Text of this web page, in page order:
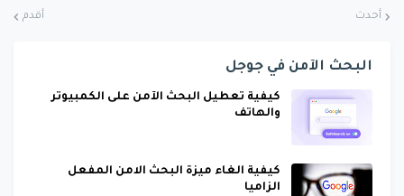
أحدث أقدم
البحث الآمن في جوجل
كيفية تعطيل البحث الآمن على الكمبيوتر
والهاتف
كيفية الغاء ميزة البحث الامن المفعل
الزاميا